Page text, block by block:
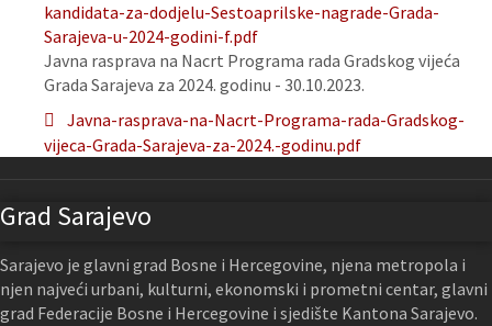
kandidata-za-dodjelu-Sestoaprilske-nagrade-Grada-
Sarajeva-u-2024-godini-f.pdf
Javna rasprava na Nacrt Programa rada Gradskog vijeća
Grada Sarajeva za 2024. godinu - 30.10.2023.
Javna-rasprava-na-Nacrt-Programa-rada-Gradskog-
vijeca-Grada-Sarajeva-za-2024.-godinu.pdf
Grad Sarajevo
Sarajevo je glavni grad Bosne i Hercegovine, njena metropola i
njen najveći urbani, kulturni, ekonomski i prometni centar, glavni
grad Federacije Bosne i Hercegovine i sjedište Kantona Sarajevo.